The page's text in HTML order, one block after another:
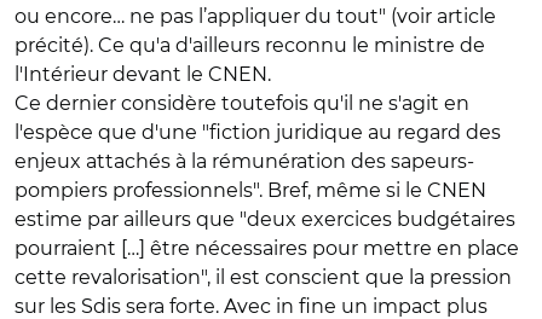
ou encore… ne pas l’appliquer du tout" (voir article
précité). Ce qu'a d'ailleurs reconnu le ministre de
l'Intérieur devant le CNEN.
Ce dernier considère toutefois qu'il ne s'agit en
l'espèce que d'une "fiction juridique au regard des
enjeux attachés à la rémunération des sapeurs-
pompiers professionnels". Bref, même si le CNEN
estime par ailleurs que "deux exercices budgétaires
pourraient […] être nécessaires pour mettre en place
cette revalorisation", il est conscient que la pression
sur les Sdis sera forte. Avec in fine un impact plus